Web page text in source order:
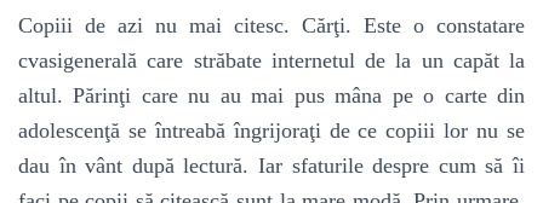
Copiii de azi nu mai citesc. Cărţi. Este o constatare
cvasigenerală care străbate internetul de la un capăt la
altul. Părinţi care nu au mai pus mâna pe o carte din
adolescenţă se întreabă îngrijoraţi de ce copiii lor nu se
dau în vânt după lectură. Iar sfaturile despre cum să îi